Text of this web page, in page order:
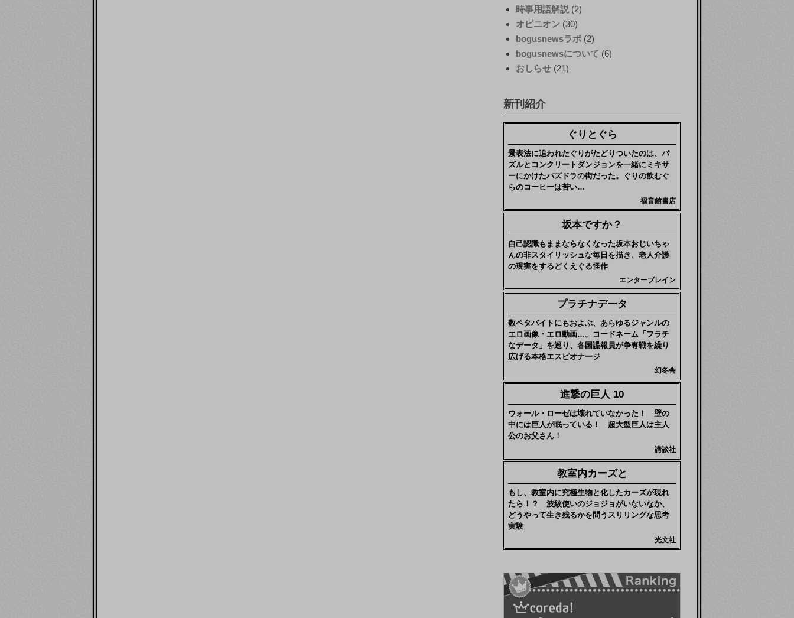
時事用語解説 (2)
オピニオン (30)
bogusnewsラボ (2)
bogusnewsについて (6)
おしらせ (21)
新刊紹介
ぐりとぐら
景表法に追われたぐりがたどりついたのは、パ
ズルとコンクリートダンジョンを一緒にミキサ
ーにかけたパズドラの街だった。ぐりの飲むぐ
らのコーヒーは苦い…
福音館書店
坂本ですか？
自己認識もままならなくなった坂本おじいちゃ
んの非スタイリッシュな毎日を描き、老人介護
の現実をするどくえぐる怪作
エンターブレイン
プラチナデータ
数ペタバイトにもおよぶ、あらゆるジャンルの
エロ画像・エロ動画…。コードネーム「フラチ
なデータ」を巡り、各国諜報員が争奪戦を繰り
広げる本格エスピオナージ
幻冬舎
進撃の巨人 10
ウォール・ローゼは壊れていなかった！ 壁の
中には巨人が眠っている！ 超大型巨人は主人
公のお父さん！
講談社
教室内カーズと
もし、教室内に究極生物と化したカーズが現れ
たら！？ 波紋使いのジョジョがいないなか、
どうやって生き残るかを問うスリリングな思考
実験
光文社